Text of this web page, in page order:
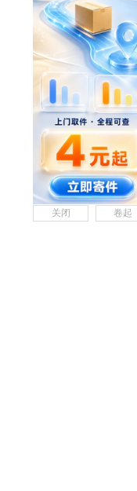
关闭 卷起